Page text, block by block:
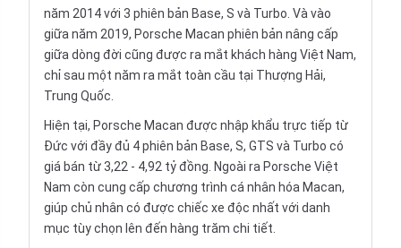
năm 2014 với 3 phiên bản Base, S và Turbo. Và vào
giữa năm 2019, Porsche Macan phiên bản nâng cấp
giữa dòng đời cũng được ra mắt khách hàng Việt Nam,
chỉ sau một năm ra mắt toàn cầu tại Thượng Hải,
Trung Quốc.
Hiện tại, Porsche Macan được nhập khẩu trực tiếp từ
Đức với đầy đủ 4 phiên bản Base, S, GTS và Turbo có
giá bán từ 3,22 - 4,92 tỷ đồng. Ngoài ra Porsche Việt
Nam còn cung cấp chương trình cá nhân hóa Macan,
giúp chủ nhân có được chiếc xe độc nhất với danh
mục tùy chọn lên đến hàng trăm chi tiết.